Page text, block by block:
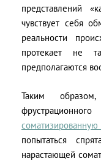
представлений
чувствует себя
реальности
протекает не
предполагаются
Таким
попытаться
нарастающей